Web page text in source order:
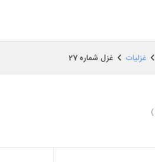
غزلیات غزل شماره 27
)